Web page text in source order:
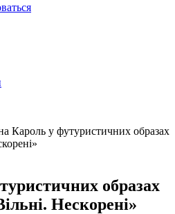
Кароль у футуристичних образах
образах
Нескорені»